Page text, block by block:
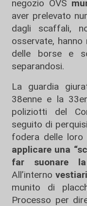
negozio OVS
aver prelevato
dagli scaffali,
osservate,
delle borse e
separandosi.
La guardia
38enne e la
poliziotti del
seguito di
fodera delle
applicare una
far suonare la
All’interno
munito di
Processo per